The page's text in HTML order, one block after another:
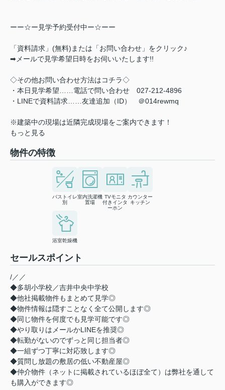
ーー☆ー見学予約受付中ー☆ーー
「資料請求」(無料)または「お問い合わせ」をクリック♪
➡メールで見学希望日時をお伺いいたします!!
◇その他お問い合わせ方法はコチラ◇
・本日見学希望……電話で問い合わせ 027-212-4896
・LINEで資料請求……友達追加（ID） ＠014rewmq
※建築中の現場は近隣完成現場をご案内できます！
もっと見る
物件の特徴
バストイレ
別
室内洗濯機
置場
TVモニタ
付きインタ
ーホン
カウンター
キッチン
浴室乾燥機
セールスポイント
/／／
◆多胡小学校／吉井中央中学校
◆他社掲載物件もまとめて見学◎
◆物件情報は隠すことなく全て公開します◎
◆同じ物件を何度でも見学可能です◎
◆やり取りはメールかLINEを推奨◎
◆転勤がないのでずっと同じ担当者◎
◆一組ずつ丁寧に対応致します◎
◆質問し放題の敷居の低い不動産屋◎
◆仲介物件（ネットに掲載されているほぼ全て）は弊社を通して
も購入ができます◎